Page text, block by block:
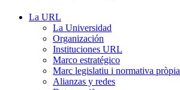
La URL
La Universidad
Organización
Instituciones URL
Marco estratégico
Marc legislatiu i normativa pròpia
Alianzas y redes